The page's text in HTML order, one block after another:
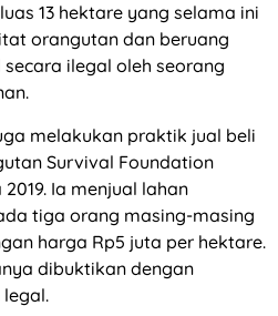
13 hektare yang selama ini
orangutan dan beruang
ilegal oleh seorang
melakukan praktik jual beli
Survival Foundation
2019. Ia menjual lahan
tiga orang masing-masing
harga Rp5 juta per hektare.
dibuktikan dengan